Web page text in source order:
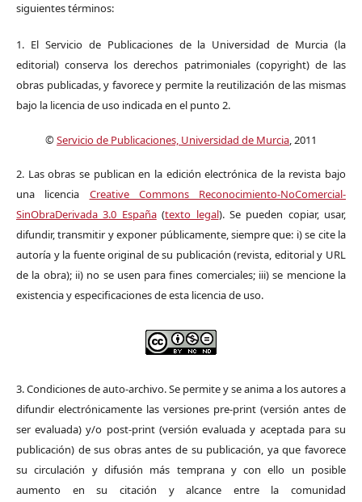
siguientes términos:
1. El Servicio de Publicaciones de la Universidad de Murcia (la
editorial) conserva los derechos patrimoniales (copyright) de las
obras publicadas, y favorece y permite la reutilización de las mismas
bajo la licencia de uso indicada en el punto 2.
©Servicio de Publicaciones, Universidad de Murcia, 2011
2. Las obras se publican en la edición electrónica de la revista bajo
una licencia Creative Commons Reconocimiento-NoComercial-
SinObraDerivada 3.0 España(texto legal). Se pueden copiar, usar,
difundir, transmitir y exponer públicamente, siempre que: i) se cite la
autoría y la fuente original de su publicación (revista, editorial y URL
de la obra); ii) no se usen para fines comerciales; iii) se mencione la
existencia y especificaciones de esta licencia de uso.
3. Condiciones de auto-archivo. Se permite y se anima a los autores a
difundir electrónicamente las versiones pre-print (versión antes de
ser evaluada) y/o post-print (versión evaluada y aceptada para su
publicación) de sus obras antes de su publicación, ya que favorece
su circulación y difusión más temprana y con ello un posible
aumento en su citación y alcance entre la comunidad